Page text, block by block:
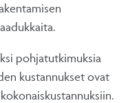
pohjatutkimuksia
kustannukset ovat